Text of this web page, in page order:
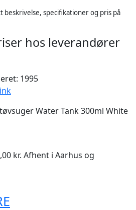
specifikationer og pris på
hos leverandører
1995
Water Tank 300ml White
kr. Afhent i Aarhus og